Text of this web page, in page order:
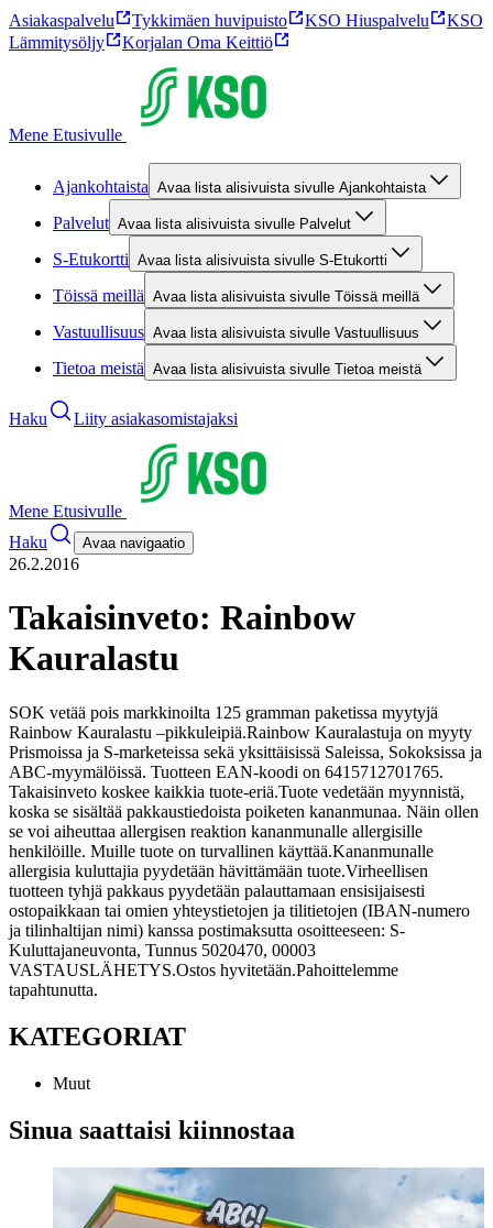
Asiakaspalvelu Tykkimäen huvipuisto KSO Hiuspalvelu
KSO
Lämmitysöljy
Korjalan Oma Keittiö
Mene Etusivulle
Ajankohtaista Avaa lista alisivuista sivulle Ajankohtaista
Palvelut Avaa lista alisivuista sivulle Palvelut
S-Etukortti Avaa lista alisivuista sivulle S-Etukortti
Töissä meillä Avaa lista alisivuista sivulle Töissä meillä
Vastuullisuus Avaa lista alisivuista sivulle Vastuullisuus
Tietoa meistä Avaa lista alisivuista sivulle Tietoa meistä
Haku Liity asiakasomistajaksi
Mene Etusivulle
Haku
Avaa navigaatio
26.2.2016
Takaisinveto: Rainbow
Kauralastu
SOK vetää pois markkinoilta 125 gramman paketissa myytyjä
Rainbow Kauralastu –pikkuleipiä.Rainbow Kauralastuja on myyty
Prismoissa ja S-marketeissa sekä yksittäisissä Saleissa, Sokoksissa ja
ABC-myymälöissä. Tuotteen EAN-koodi on 6415712701765.
Takaisinveto koskee kaikkia tuote-eriä.Tuote vedetään myynnistä,
koska se sisältää pakkaustiedoista poiketen kananmunaa. Näin ollen
se voi aiheuttaa allergisen reaktion kananmunalle allergisille
henkilöille. Muille tuote on turvallinen käyttää.Kananmunalle
allergisia kuluttajia pyydetään hävittämään tuote.Virheellisen
tuotteen tyhjä pakkaus pyydetään palauttamaan ensisijaisesti
ostopaikkaan tai omien yhteystietojen ja tilitietojen (IBAN-numero
ja tilinhaltijan nimi) kanssa postimaksutta osoitteeseen: S-
Kuluttajaneuvonta, Tunnus 5020470, 00003
VASTAUSLÄHETYS.Ostos hyvitetään.Pahoittelemme
tapahtunutta.
KATEGORIAT
Muut
Sinua saattaisi kiinnostaa